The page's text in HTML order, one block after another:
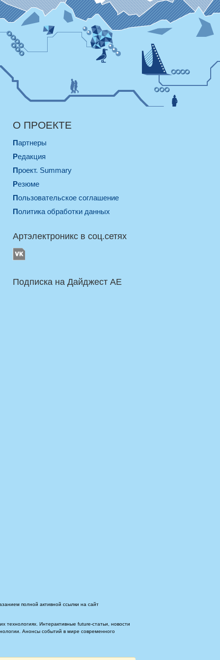
О ПРОЕКТЕ
Партнеры
Редакция
Проект. Summary
Резюме
Пользовательское соглашение
Политика обработки данных
Артэлектроникс в соц.сетях
Подписка на Дайджест AE
полной активной ссылки на сайт
Интерактивные future-статьи, новости
Анонсы событий в мире современного